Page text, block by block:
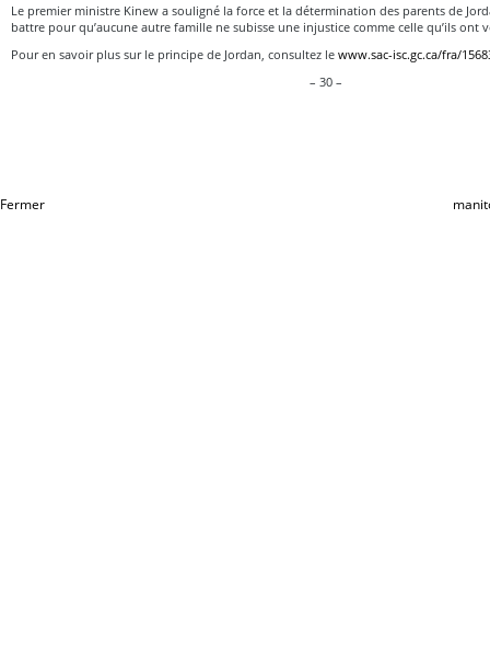
Le premier ministre Kinew a souligné la force et la détermination des parents de
battre pour qu’aucune autre famille ne subisse une injustice comme celle qu’ils ont
Pour en savoir plus sur le principe de Jordan, consultez le www.sac-isc.gc.ca/fra/
– 30 –
Fermer